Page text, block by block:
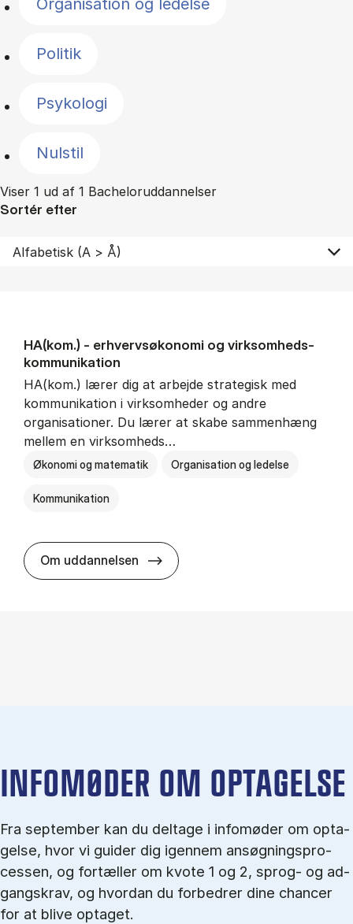
Organisation og ledelse
Politik
Psykologi
Nulstil
Viser 1 ud af 1 Bacheloruddannelser
Sortér efter
HA(kom.) - erhvervs­økonomi og virksomheds­
kommunikation
HA(kom.) lærer dig at arbejde strategisk med
kommunikation i virksomheder og andre
organisationer. Du lærer at skabe sammenhæng
mellem en virksomheds…
Økonomi og matematik Organisation og ledelse
Kommunikation
Om uddannelsen HA(kom.) - erhvervs­økonomi
IN­FO­MØ­DER OM OP­TA­GEL­SE
Fra september kan du del­tage i in­fo­mø­der om op­ta­
gel­se, hvor vi gu­i­der dig igen­nem an­søg­nings­pro­
ces­sen, og for­tæl­ler om kvo­te 1 og 2, sprog- og ad­
gangs­krav, og hvordan du forbedrer dine chancer
for at blive optaget.